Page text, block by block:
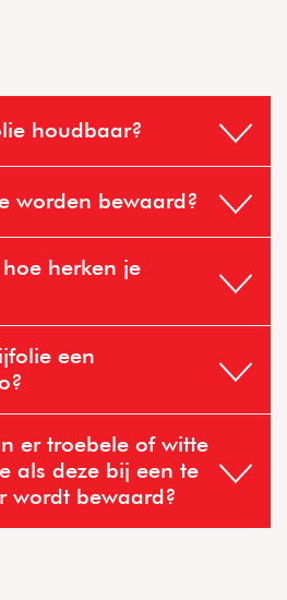
houdbaar?
worden bewaard?
herken je
een
er troebele of witte
als deze bij een te
wordt bewaard?